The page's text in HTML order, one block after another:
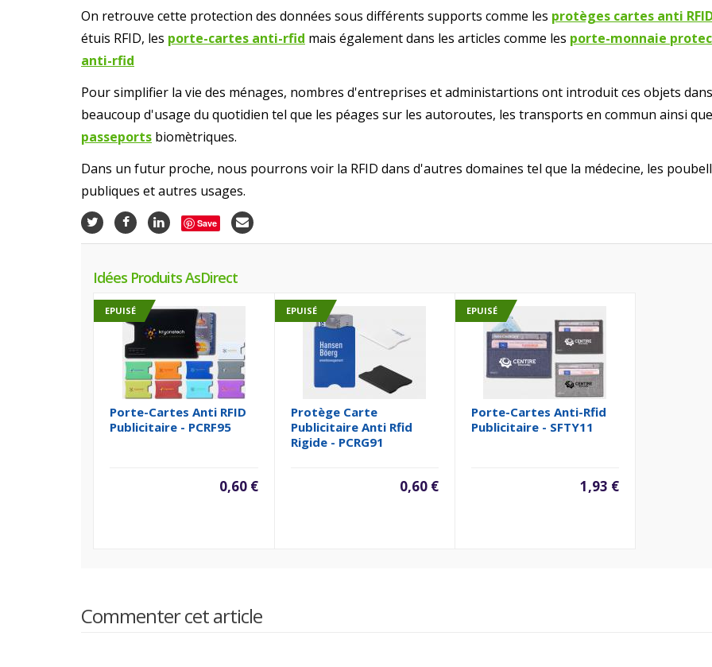
On retrouve cette protection des données sous différents supports comme les protèges cartes anti
étuis RFID, les porte-cartes anti-rfid mais également dans les articles comme les porte-monnaie
anti-rfid
Pour simplifier la vie des ménages, nombres d'entreprises et administartions ont introduit ces objets dans
beaucoup d'usage du quotidien tel que les péages sur les autoroutes, les transports en commun ainsi
passeports biomètriques.
Dans un futur proche, nous pourrons voir la RFID dans d'autres domaines tel que la médecine, les
publiques et autres usages.
Save
Idées Produits AsDirect
EPUISÉ
Porte-Cartes Anti RFID
Publicitaire - PCRF95
0,60 €
EPUISÉ
Protège Carte
Publicitaire Anti Rfid
Rigide - PCRG91
0,60 €
EPUISÉ
Porte-Cartes Anti-Rfid
Publicitaire - SFTY11
1,93 €
Commenter cet article